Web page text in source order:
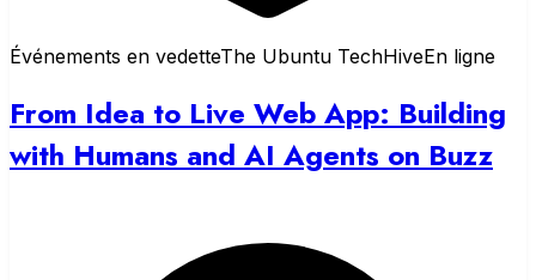
Événements en vedetteThe Ubuntu TechHiveEn ligne
From Idea to Live Web App: Building
with Humans and AI Agents on Buzz